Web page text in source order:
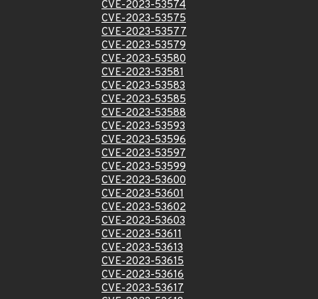
CVE-2023-53574
CVE-2023-53575
CVE-2023-53577
CVE-2023-53579
CVE-2023-53580
CVE-2023-53581
CVE-2023-53583
CVE-2023-53585
CVE-2023-53588
CVE-2023-53593
CVE-2023-53596
CVE-2023-53597
CVE-2023-53599
CVE-2023-53600
CVE-2023-53601
CVE-2023-53602
CVE-2023-53603
CVE-2023-53611
CVE-2023-53613
CVE-2023-53615
CVE-2023-53616
CVE-2023-53617